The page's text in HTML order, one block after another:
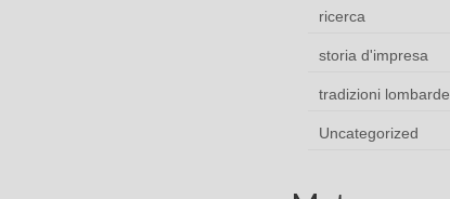
ricerca
storia d'impresa
tradizioni lombarde
Uncategorized